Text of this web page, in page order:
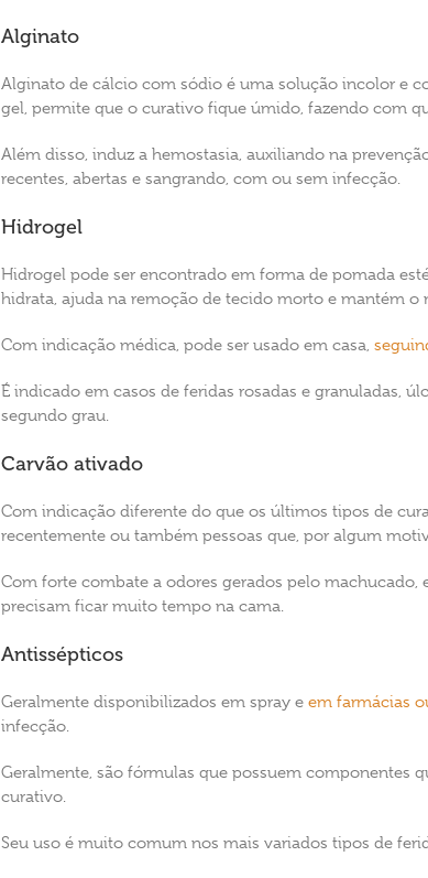
Alginato
Alginato de cálcio com sódio é uma solução incolor e
gel, permite que o curativo fique úmido, fazendo com
Além disso, induz a hemostasia, auxiliando na
recentes, abertas e sangrando, com ou sem infecção.
Hidrogel
Hidrogel pode ser encontrado em forma de pomada
hidrata, ajuda na remoção de tecido morto e mantém o
Com indicação médica, pode ser usado em casa,
É indicado em casos de feridas rosadas e granuladas,
segundo grau.
Carvão ativado
Com indicação diferente do que os últimos tipos de
recentemente ou também pessoas que, por algum
Com forte combate a odores gerados pelo
precisam ficar muito tempo na cama.
Antissépticos
Geralmente disponibilizados em spray e em farmácias
infecção.
Geralmente, são fórmulas que possuem componentes
curativo.
Seu uso é muito comum nos mais variados tipos de